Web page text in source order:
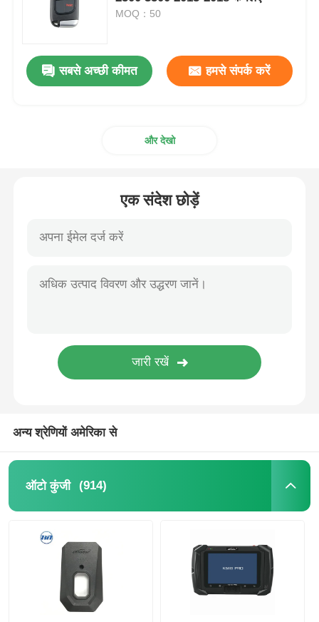
कार की चाबी का ब्लेड
MOQ：50
सबसे अच्छी कीमत हमसे संपर्क करें
और देखो
एक संदेश छोड़ें
अन्य श्रेणियों अमेरिका से
ऑटो कुंजी (914)